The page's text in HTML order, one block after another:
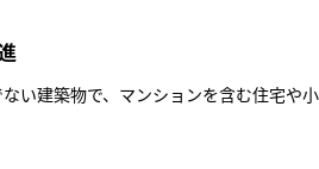
い建築物で、マンションを含む住宅や